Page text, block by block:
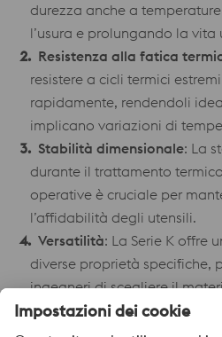
durezza anche a
l’usura e prolungando la vita
Resistenza alla fatica
resistere a cicli termici
rapidamente, rendendoli
implicano variazioni di
Stabilità dimensionale: La
durante il trattamento
operative è cruciale per
l’affidabilità degli utensili.
Versatilità: La Serie K offre
diverse proprietà specifiche,
ingegneri di scegliere il
esigenze particolari.